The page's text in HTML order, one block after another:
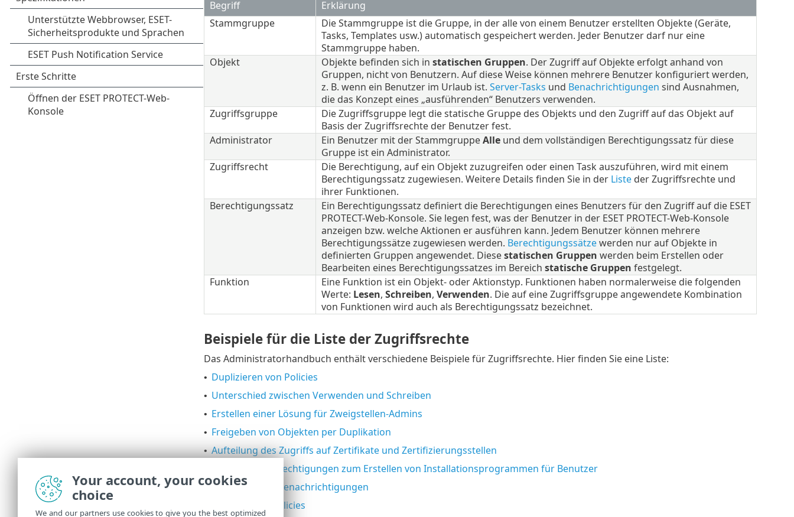
Begriff
Erklärung
Stammgruppe
Die Stammgruppe ist die Gruppe, in der alle von einem Benutzer erstellten Objekte (Geräte,
Tasks, Templates usw.) automatisch gespeichert werden. Jeder Benutzer darf nur eine
Stammgruppe haben.
Objekt
Objekte befinden sich in statischen Gruppen. Der Zugriff auf Objekte erfolgt anhand von
Gruppen, nicht von Benutzern. Auf diese Weise können mehrere Benutzer konfiguriert werden,
z. B. wenn ein Benutzer im Urlaub ist. Server-Tasks und Benachrichtigungen sind Ausnahmen,
die das Konzept eines „ausführenden“ Benutzers verwenden.
Zugriffsgruppe
Die Zugriffsgruppe legt die statische Gruppe des Objekts und den Zugriff auf das Objekt auf
Basis der Zugriffsrechte der Benutzer fest.
Administrator
Ein Benutzer mit der StammgruppeAlleund dem vollständigen Berechtigungssatz für diese
Gruppe ist ein Administrator.
Zugriffsrecht
Die Berechtigung, auf ein Objekt zuzugreifen oder einen Task auszuführen, wird mit einem
Berechtigungssatz zugewiesen. Weitere Details finden Sie in der Listeder Zugriffsrechte und
ihrer Funktionen.
Berechtigungssatz
Ein Berechtigungssatz definiert die Berechtigungen eines Benutzers für den Zugriff auf die ESET
PROTECT-Web-Konsole. Sie legen fest, was der Benutzer in der ESET PROTECT-Web-Konsole
anzeigen bzw. welche Aktionen er ausführen kann. Jedem Benutzer können mehrere
Berechtigungssätze zugewiesen werden. Berechtigungssätzewerden nur auf Objekte in
definierten Gruppen angewendet. Diesestatischen Gruppen werden beim Erstellen oder
Bearbeiten eines Berechtigungssatzes im Bereich statische Gruppen festgelegt.
Funktion
Eine Funktion ist ein Objekt- oder Aktionstyp. Funktionen haben normalerweise die folgenden
Werte: Lesen, Schreiben, Verwenden. Die auf eine Zugriffsgruppe angewendete Kombination
von Funktionen wird auch als Berechtigungssatz bezeichnet.
Beispiele für die Liste der Zugriffsrechte
Das Administratorhandbuch enthält verschiedene Beispiele für Zugriffsrechte. Hier finden Sie eine Liste:
• Duplizieren von Policies
• Unterschied zwischen Verwenden und Schreiben
• Erstellen einer Lösung für Zweigstellen-Admins
• Freigeben von Objekten per Duplikation
• Aufteilung des Zugriffs auf Zertifikate und Zertifizierungsstellen
Erteilen von Berechtigungen zum Erstellen von Installationsprogrammen für Benutzer
• Entfernen von Benachrichtigungen
Erstellen von Policies
Your account, your cookies
choice
We and our partners use cookies to give you the best optimized